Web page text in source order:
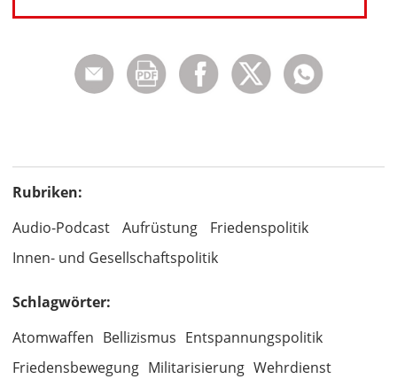
Rubriken:
Audio-Podcast
Aufrüstung
Friedenspolitik
Innen- und Gesellschaftspolitik
Schlagwörter:
Atomwaffen Bellizismus Entspannungspolitik
Friedensbewegung Militarisierung Wehrdienst